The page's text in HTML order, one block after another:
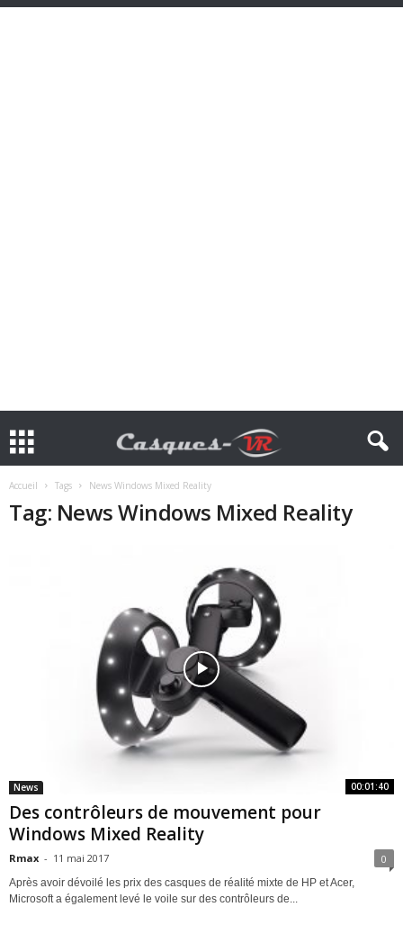
Accueil Tags News Windows Mixed Reality
Tag: News Windows Mixed Reality
00:01:40
News
Des contrôleurs de mouvement pour
Windows Mixed Reality
Rmax - 11 mai 2017 0
Après avoir dévoilé les prix des casques de réalité mixte de HP et Acer,
Microsoft a également levé le voile sur des contrôleurs de...